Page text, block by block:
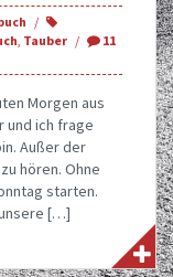
, Tauber
11
Morgen aus
und ich frage
Außer der
hören. Ohne
starten.
[…]